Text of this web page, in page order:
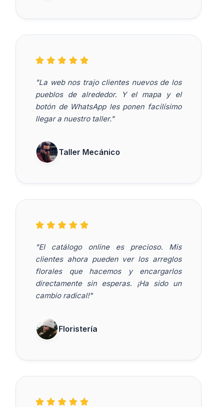
"La web nos trajo clientes nuevos de los
pueblos de alrededor. Y el mapa y el
botón de WhatsApp les ponen facilísimo
llegar a nuestro taller."
Taller Mecánico
"El catálogo online es precioso. Mis
clientes ahora pueden ver los arreglos
florales que hacemos y encargarlos
directamente sin esperas. ¡Ha sido un
cambio radical!"
Floristería